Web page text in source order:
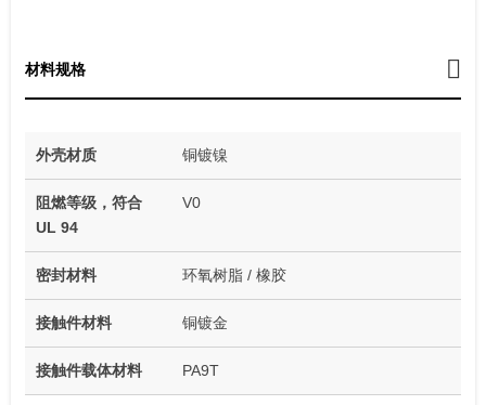
材料规格
外壳材质 铜镀镍
阻燃等级，符合
UL 94
V0
密封材料 环氧树脂 / 橡胶
接触件材料 铜镀金
接触件载体材料 PA9T